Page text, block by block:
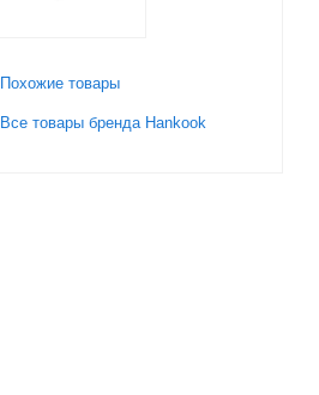
Похожие товары
Все товары бренда Hankook